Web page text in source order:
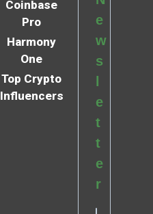
Coinbase
Pro
Harmony
One
Top Crypto
Influencers
e
w
s
e
t
t
e
r